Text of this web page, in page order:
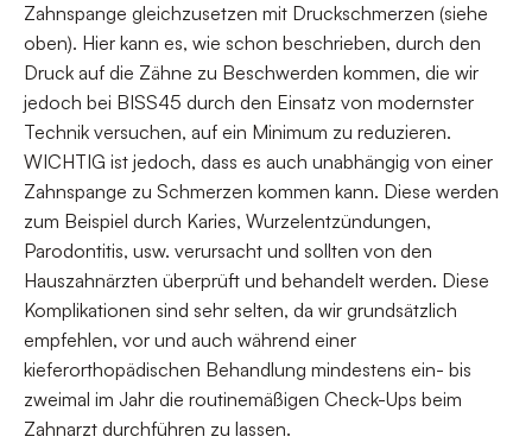
Zahnspange gleichzusetzen mit Druckschmerzen (siehe
oben). Hier kann es, wie schon beschrieben, durch den
Druck auf die Zähne zu Beschwerden kommen, die wir
jedoch bei BISS45 durch den Einsatz von modernster
Technik versuchen, auf ein Minimum zu reduzieren.
WICHTIG ist jedoch, dass es auch unabhängig von einer
Zahnspange zu Schmerzen kommen kann. Diese werden
zum Beispiel durch Karies, Wurzelentzündungen,
Parodontitis, usw. verursacht und sollten von den
Hauszahnärzten überprüft und behandelt werden. Diese
Komplikationen sind sehr selten, da wir grundsätzlich
empfehlen, vor und auch während einer
kieferorthopädischen Behandlung mindestens ein- bis
zweimal im Jahr die routinemäßigen Check-Ups beim
Zahnarzt durchführen zu lassen.